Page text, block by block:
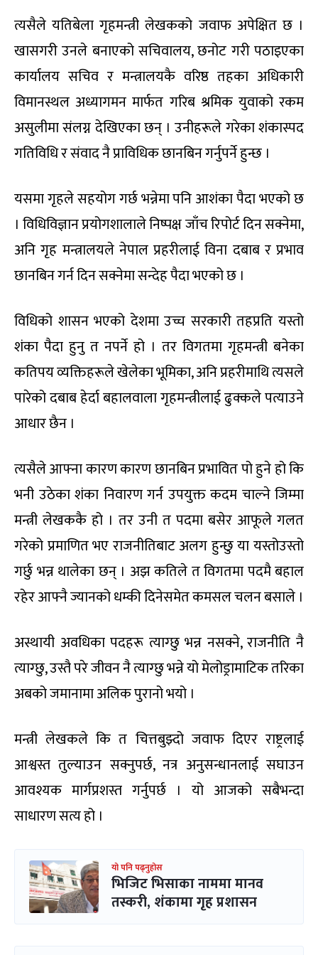
त्यसैले यतिबेला गृहमन्त्री लेखकको जवाफ अपेक्षित छ ।
खासगरी उनले बनाएको सचिवालय, छनोट गरी पठाइएका
कार्यालय सचिव र मन्त्रालयकै वरिष्ठ तहका अधिकारी
विमानस्थल अध्यागमन मार्फत गरिब श्रमिक युवाको रकम
असुलीमा संलग्न देखिएका छन् । उनीहरूले गरेका शंकास्पद
गतिविधि र संवाद नै प्राविधिक छानबिन गर्नुपर्ने हुन्छ ।
यसमा गृहले सहयोग गर्छ भन्नेमा पनि आशंका पैदा भएको छ
। विधिविज्ञान प्रयोगशालाले निष्पक्ष जाँच रिपोर्ट दिन सक्नेमा,
अनि गृह मन्त्रालयले नेपाल प्रहरीलाई विना दबाब र प्रभाव
छानबिन गर्न दिन सक्नेमा सन्देह पैदा भएको छ ।
विधिको शासन भएको देशमा उच्च सरकारी तहप्रति यस्तो
शंका पैदा हुनु त नपर्ने हो । तर विगतमा गृहमन्त्री बनेका
कतिपय व्यक्तिहरूले खेलेका भूमिका, अनि प्रहरीमाथि त्यसले
पारेको दबाब हेर्दा बहालवाला गृहमन्त्रीलाई ढुक्कले पत्याउने
आधार छैन ।
त्यसैले आफ्ना कारण कारण छानबिन प्रभावित पो हुने हो कि
भनी उठेका शंका निवारण गर्न उपयुक्त कदम चाल्ने जिम्मा
मन्त्री लेखककै हो । तर उनी त पदमा बसेर आफूले गलत
गरेको प्रमाणित भए राजनीतिबाट अलग हुन्छु या यस्तोउस्तो
गर्छु भन्न थालेका छन् । अझ कतिले त विगतमा पदमै बहाल
रहेर आफ्नै ज्यानको धम्की दिनेसमेत कमसल चलन बसाले ।
अस्थायी अवधिका पदहरू त्याग्छु भन्न नसक्ने, राजनीति नै
त्याग्छु, उस्तै परे जीवन नै त्याग्छु भन्ने यो मेलोड्रामाटिक तरिका
अबको जमानामा अलिक पुरानो भयो ।
मन्त्री लेखकले कि त चित्तबुझ्दो जवाफ दिएर राष्ट्रलाई
आश्वस्त तुल्याउन सक्नुपर्छ, नत्र अनुसन्धानलाई सघाउन
आवश्यक मार्गप्रशस्त गर्नुपर्छ । यो आजको सबैभन्दा
साधारण सत्य हो ।
यो पनि पढ्नुहोस
भिजिट भिसाका नाममा मानव
तस्करी, शंकामा गृह प्रशासन